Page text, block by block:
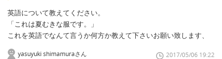
英語について教えてください。
「これは夏むきな服です。」
これを英語でなんて言うか何方か教えて下さいお願い致します、
yasuyuki shimamuraさん 2017/05/06 19:22